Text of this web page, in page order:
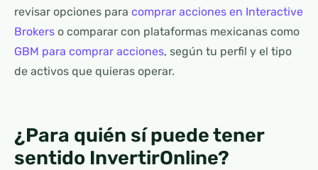
revisar opciones para comprar acciones en Interactive
Brokers o comparar con plataformas mexicanas como
GBM para comprar acciones, según tu perfil y el tipo
de activos que quieras operar.
¿Para quién sí puede tener
sentido InvertirOnline?